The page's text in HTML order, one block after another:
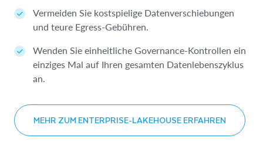
Vermeiden Sie kostspielige Datenverschiebungen
und teure Egress-Gebühren.
Wenden Sie einheitliche Governance-Kontrollen ein
einziges Mal auf Ihren gesamten Datenlebenszyklus
an.
MEHR ZUM ENTERPRISE-LAKEHOUSE ERFAHREN